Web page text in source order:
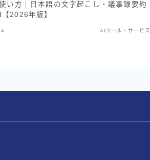
い方｜日本語の文字起こし・議事録要約
2026年版】
AIツール・サービス